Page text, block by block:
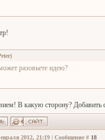
)
разовьете идею?
В какую сторону? Добавить
2012, 21:19 | Сообщение # 18